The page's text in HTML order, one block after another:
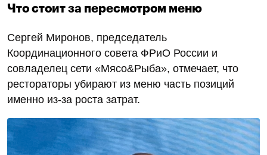
Что стоит за пересмотром меню
Сергей Миронов, председатель
Координационного совета ФРиО России и
совладелец сети «Мясо&Рыба», отмечает, что
рестораторы убирают из меню часть позиций
именно из‑за роста затрат.